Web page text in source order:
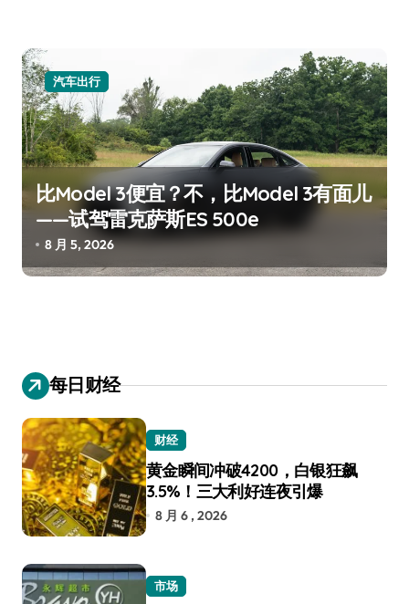
汽车出行
比Model 3便宜？不，比Model 3有面儿
——试驾雷克萨斯ES 500e
8 月 5, 2026
每日财经
财经
黄金瞬间冲破4200，白银狂飙
3.5%！三大利好连夜引爆
8 月 6 , 2026
市场